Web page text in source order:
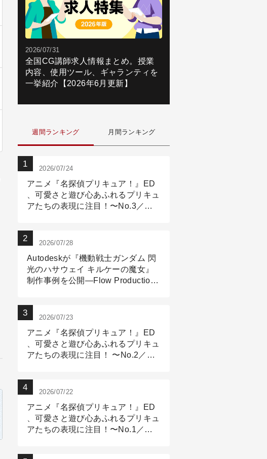
2026/07/31
全国CG講師求人情報まとめ。授業
内容、使用ツール、ギャランティを
一挙紹介【2026年6月更新】
週間ランキング 月間ランキング
2026/07/24
アニメ『名探偵プリキュア！』ED
、可愛さと遊び心あふれるプリキュ
アたちの表現に注目！〜No.3／ア
2026/07/28
Autodeskが『機動戦士ガンダム 閃
光のハサウェイ キルケーの魔女』
制作事例を公開―Flow Production
2026/07/23
アニメ『名探偵プリキュア！』ED
、可愛さと遊び心あふれるプリキュ
アたちの表現に注目！ 〜No.2／モ
2026/07/22
アニメ『名探偵プリキュア！』ED
、可愛さと遊び心あふれるプリキュ
アたちの表現に注目！〜No.1／演